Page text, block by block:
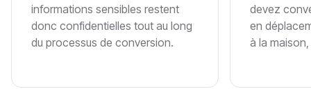
informations sensibles restent
donc confidentielles tout au long
du processus de conversion.
devez
en
à la